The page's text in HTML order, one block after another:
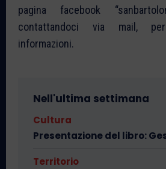
pagina facebook
contattandoci via mail,
informazioni.
Nell'ultima settimana
Cultura
Presentazione del libro:
Territorio